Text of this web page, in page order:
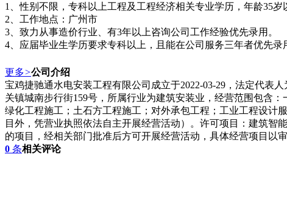
1、性别不限，专科以上工程及工程经济相关专业学历，年龄35岁
2、工作地点：广州市
3、致力从事造价行业、有3年以上咨询公司工作经验优先录用。
4、应届毕业生学历要求专科以上，且能在公司服务三年者优先录
更多>公司介绍
宝鸡捷驰通水电安装工程有限公司成立于2022-03-29，法定代表
关镇城南步行街159号，所属行业为建筑安装业，经营范围包含
绿化工程施工；土石方工程施工；对外承包工程；工业工程设计
目外，凭营业执照依法自主开展经营活动）。许可项目：建筑
的项目，经相关部门批准后方可开展经营活动，具体经营项目以
0 条相关评论